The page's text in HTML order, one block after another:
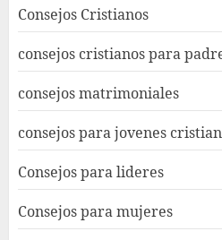
Consejos Cristianos
consejos cristianos para
consejos matrimoniales
consejos para jovenes
Consejos para lideres
Consejos para mujeres